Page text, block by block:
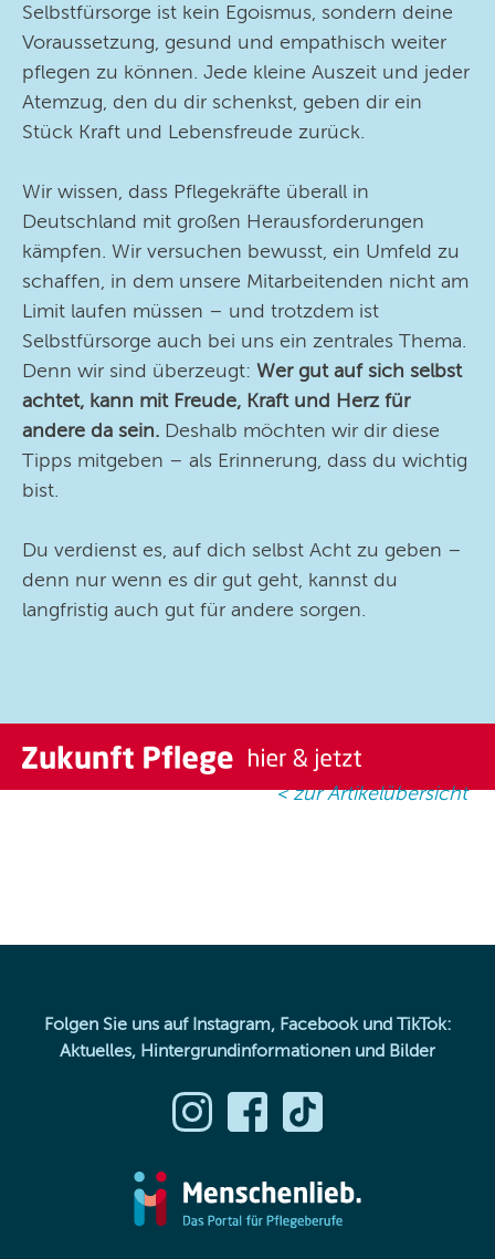
Selbstfürsorge ist kein Egoismus, sondern deine
Voraussetzung, gesund und empathisch weiter
pflegen zu können. Jede kleine Auszeit und jeder
Atemzug, den du dir schenkst, geben dir ein
Stück Kraft und Lebensfreude zurück.
Wir wissen, dass Pflegekräfte überall in
Deutschland mit großen Herausforderungen
kämpfen. Wir versuchen bewusst, ein Umfeld zu
schaffen, in dem unsere Mitarbeitenden nicht am
Limit laufen müssen – und trotzdem ist
Selbstfürsorge auch bei uns ein zentrales Thema.
Denn wir sind überzeugt: Wer gut auf sich selbst
achtet, kann mit Freude, Kraft und Herz für
andere da sein. Deshalb möchten wir dir diese
Tipps mitgeben – als Erinnerung, dass du wichtig
bist.
Du verdienst es, auf dich selbst Acht zu geben –
denn nur wenn es dir gut geht, kannst du
langfristig auch gut für andere sorgen.
< zur Artikelübersicht
Folgen Sie uns auf Instagram, Facebook und TikTok:
Aktuelles, Hintergrundinformationen und Bilder